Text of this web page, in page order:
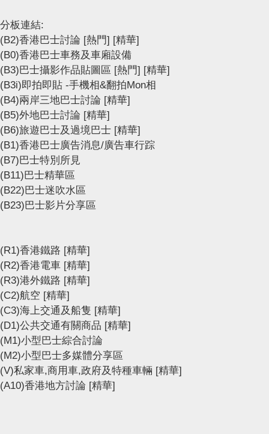
分板連結:
(B2)香港巴士討論 [熱門] [精華]
(B0)香港巴士車務及車廂設備
(B3)巴士攝影作品貼圖區 [熱門] [精華]
(B3i)即拍即貼 -手機相&翻拍Mon相
(B4)兩岸三地巴士討論 [精華]
(B5)外地巴士討論 [精華]
(B6)旅遊巴士及過境巴士 [精華]
(B1)香港巴士廣告消息/廣告車行踪
(B7)巴士特別所見
(B11)巴士精華區
(B22)巴士迷吹水區
(B23)巴士影片分享區
(R1)香港鐵路 [精華]
(R2)香港電車 [精華]
(R3)港外鐵路 [精華]
(C2)航空 [精華]
(C3)海上交通及船隻 [精華]
(D1)公共交通有關商品 [精華]
(M1)小型巴士綜合討論
(M2)小型巴士多媒體分享區
(V)私家車,商用車,政府及特種車輛 [精華]
(A10)香港地方討論 [精華]